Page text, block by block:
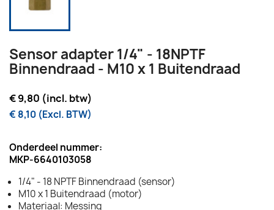
Sensor adapter 1/4" - 18NPTF
Binnendraad - M10 x 1 Buitendraad
€ 9,80 (incl. btw)
€ 8,10 (Excl. BTW)
Onderdeel nummer:
MKP-6640103058
1/4" - 18 NPTF Binnendraad (sensor)
M10 x 1 Buitendraad (motor)
Materiaal: Messing